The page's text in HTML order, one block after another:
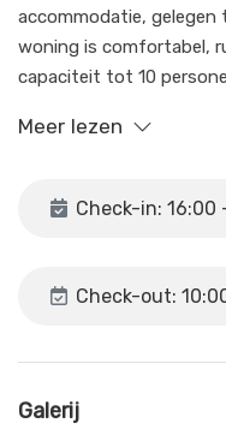
accommodatie, gelegen
woning is comfortabel,
capaciteit tot 10
barbecue, de tuin en
Deze ruime woning is
kleine keuken met
Meer lezen
Check-in: 16:00
Check-out:
Galerij